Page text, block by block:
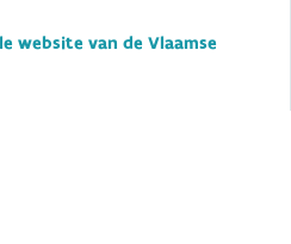
website van de Vlaamse